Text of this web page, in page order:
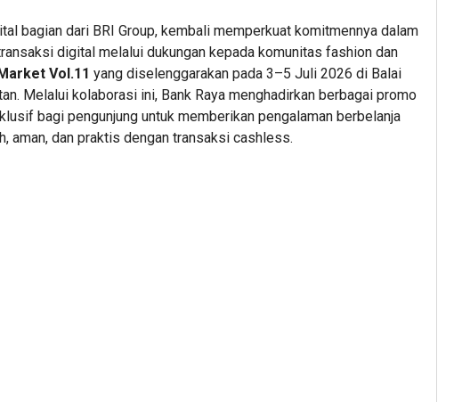
bagian dari BRI Group, kembali memperkuat komitmennya dalam
digital melalui dukungan kepada komunitas fashion dan
Vol.11 yang diselenggarakan pada 3–5 Juli 2026 di Balai
Melalui kolaborasi ini, Bank Raya menghadirkan berbagai promo
bagi pengunjung untuk memberikan pengalaman berbelanja
aman, dan praktis dengan transaksi cashless.